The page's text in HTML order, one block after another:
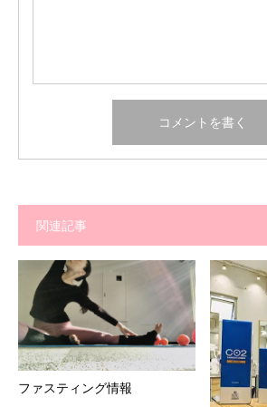
関連記事
ファスティング情報